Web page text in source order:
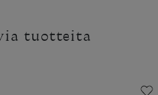
tuotteita